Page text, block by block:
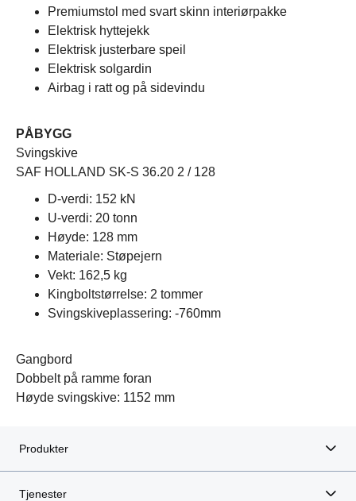
Premiumstol med svart skinn interiørpakke
Elektrisk hyttejekk
Elektrisk justerbare speil
Elektrisk solgardin
Airbag i ratt og på sidevindu
PÅBYGG
Svingskive
SAF HOLLAND SK-S 36.20 2 / 128
D-verdi: 152 kN
U-verdi: 20 tonn
Høyde: 128 mm
Materiale: Støpejern
Vekt: 162,5 kg
Kingboltstørrelse: 2 tommer
Svingskiveplassering: -760mm
Gangbord
Dobbelt på ramme foran
Høyde svingskive: 1152 mm
Produkter
Tjenester